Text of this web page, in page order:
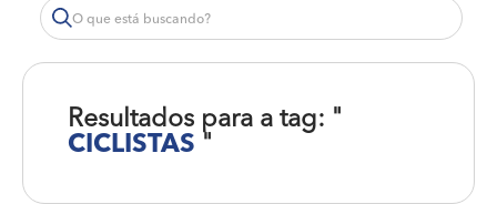
Resultados para a tag: "
CICLISTAS "